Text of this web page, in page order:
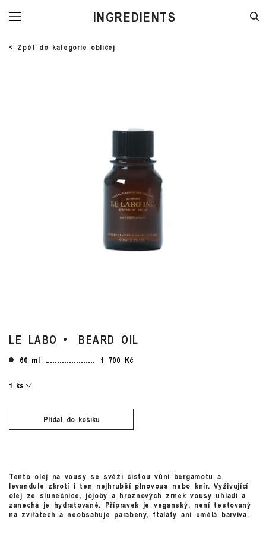
STORE
< Zpět do kategorie obličej
LE LABO BEARD OIL
60 ml 1 700 Kč
Přidat do košíku
Tento olej na vousy se svěží čistou vůní bergamotu a
levandule zkrotí i ten nejhrubší plnovous nebo knír. Vyživující
olej ze slunečnice, jojoby a hroznových zrnek vousy uhladí a
zanechá je hydratované. Přípravek je veganský, není testovaný
na zvířatech a neobsahuje parabeny, ftaláty ani umělá barviva.